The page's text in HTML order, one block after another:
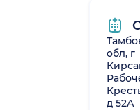
обл, г
д 52А